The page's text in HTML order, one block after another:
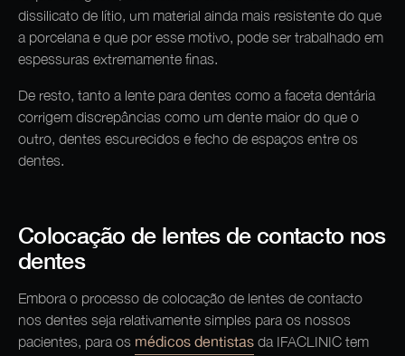
dissilicato de lítio, um material ainda mais resistente do que
a porcelana e que por esse motivo, pode ser trabalhado em
espessuras extremamente finas.
De resto, tanto a lente para dentes como a faceta dentária
corrigem discrepâncias como um dente maior do que o
outro, dentes escurecidos e fecho de espaços entre os
dentes.
Colocação de lentes de contacto nos
dentes
Embora o processo de colocação de lentes de contacto
nos dentes seja relativamente simples para os nossos
pacientes, para os médicos dentistas da IFACLINIC tem